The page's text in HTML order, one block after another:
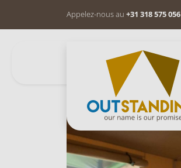
Appelez-nous au +31 318 575 056